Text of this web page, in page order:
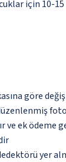
için 10-15
göre
ve ek
yer